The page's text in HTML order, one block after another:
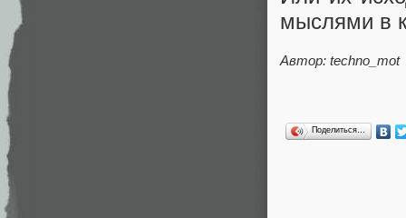
мыслями в
Автор: techno_mot
Поделиться…